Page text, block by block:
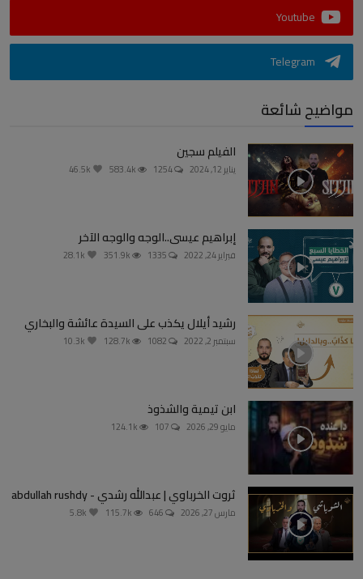
Youtube
Telegram
مواضيح شائعة
الفيلم سجين
يناير 12, 2024
إبراهيم عيسى..الوجه والوجه الآخر
فبراير 24, 2022
رشيد أيلال يكذب على السيدة عائشة والبخاري
سبتمبر 2, 2022
ابن تيمية والشذوذ
مايو 29, 2026
ثروت الخرباوي | عبدالله رشدي - abdullah rushdy
مارس 27, 2026